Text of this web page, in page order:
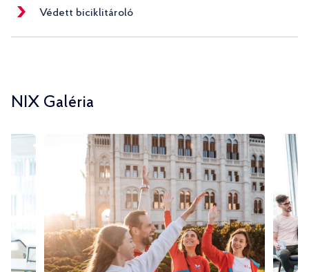
Védett biciklitároló
NIX Galéria